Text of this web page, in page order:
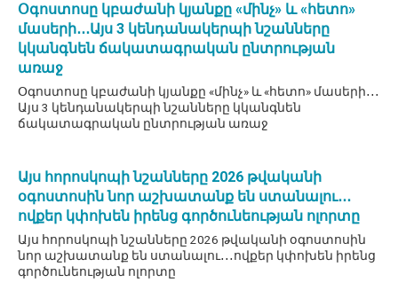
Օգոստոսը կբաժանի կյանքը «մինչ» և «հետո»
մասերի․․․Այս 3 կենդանակերպի նշանները
կկանգնեն ճակատագրական ընտրության
առաջ
Օգոստոսը կբաժանի կյանքը «մինչ» և «հետո» մասերի․․․
Այս 3 կենդանակերպի նշանները կկանգնեն
ճակատագրական ընտրության առաջ
Այս հորոսկոպի նշանները 2026 թվականի
օգոստոսին նոր աշխատանք են ստանալու․․․
ովքեր կփոխեն իրենց գործունեության ոլորտը
Այս հորոսկոպի նշանները 2026 թվականի օգոստոսին
նոր աշխատանք են ստանալու․․․ովքեր կփոխեն իրենց
գործունեության ոլորտը